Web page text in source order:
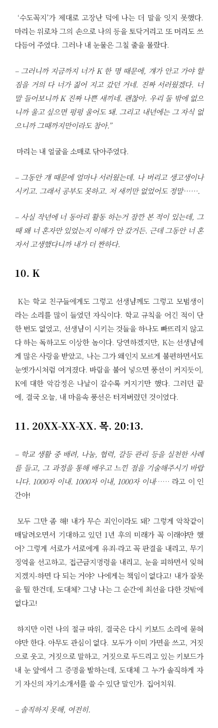
‘수도꼭지’가 제대로 고장난 덕에 나는 더 말을 잇지 못했다.
마리는 위로차 그의 손으로 나의 등을 토닥거리고 또 머리도 쓰
다듬어 주었다. 그러나 내 눈물은 그칠 줄을 몰랐다.
– 그러니까 지금까지 너가 K 한 명 때문에, 걔가 안고 가야 할
짐을 거의 다 너가 짊어 지고 갔던 거네. 진짜 서러웠겠다. 너
말 들어보니까 K 진짜 나쁜 새끼네. 괜찮아. 우리 둘 밖에 없으
니까 울고 싶으면 펑펑 울어도 돼. 그리고 내년에는 그 자식 없
으니까 그때까지만이라도 참아.”
마리는 내 얼굴을 소매로 닦아주었다.
– 그동안 걔 때문에 얼마나 서러웠는데. 나 버리고 생고생이나
시키고. 그래서 공부도 못하고. 저 새끼만 없었어도 정말…….
– 사실 작년에 너 동아리 활동 하는거 잠깐 본 적이 있는데, 그
때 왜 너 혼자만 있었는지 이해가 안 갔거든. 근데 그동안 너 혼
자서 고생했다니까 내가 더 짠하다.
10. K
K는 학교 친구들에게도 그렇고 선생님께도 그렇고 모범생이
라는 소리를 많이 들었던 자식이다. 학교 규칙을 어긴 적이 단
한 번도 없었고, 선생님이 시키는 것들을 하나도 빠뜨리지 않고
다 하는 독하고도 이상한 놈이다. 당연하겠지만, K는 선생님에
게 많은 사랑을 받았고, 나는 그가 왜인지 모르게 불편하면서도
눈엣가시처럼 여겨졌다. 바람을 불어 넣으면 풍선이 커지듯이,
K에 대한 악감정은 나날이 갈수록 커지기만 했다. 그러던 끝
에, 결국 오늘, 내 마음속 풍선은 터져버렸던 것이었다.
11. 20XX-XX-XX. 목. 20:13.
– 학교 생활 중 배려, 나눔, 협력, 갈등 관리 등을 실천한 사례
를 들고, 그 과정을 통해 배우고 느낀 점을 기술해주시기 바랍
니다. 1000자 이내. 1000자 이내, 1000자 이내…… 라고 이 인
간아!
모두 그만 좀 해! 내가 무슨 죄인이라도 돼? 그렇게 악착같이
매달려오면서 기대하고 있던 1년 후의 미래가 꼭 이래야만 했
어? 그렇게 서로가 서로에게 유죄-라고 꼭 판결을 내리고, 무기
징역을 선고하고, 접근금지명령을 내리고, 눈을 피하면서 잊혀
지겠지-하면 다 되는 거야? 나에게는 책임이 없다고! 내가 잘못
을 뭘 한건데, 도대체? 그냥 나는 그 순간에 최선을 다한 것밖에
없다고!
하지만 이런 나의 절규 따위, 결국은 다시 키보드 소리에 묻혀
야만 한다. 아무도 관심이 없다. 모두가 이미 가면을 쓰고, 거짓
으로 웃고, 거짓으로 말하고, 거짓으로 두드리고 있는 키보드가
내 눈 앞에서 그 증명을 발하는데, 도대체 그 누가 솔직하게 자
기 자신의 자기소개서를 쓸 수 있단 말인가. 집어치워.
– 솔직하지 못해, 여전히.